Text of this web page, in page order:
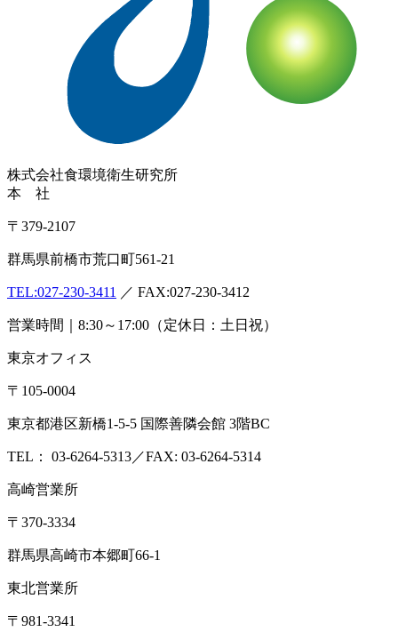
株式会社食環境衛生研究所
本 社
〒379-2107
群馬県前橋市荒口町561-21
TEL:027-230-3411 ／ FAX:027-230-3412
営業時間｜8:30～17:00（定休日：土日祝）
東京オフィス
〒105-0004
東京都港区新橋1-5-5 国際善隣会館 3階BC
TEL： 03-6264-5313／FAX: 03-6264-5314
高崎営業所
〒370-3334
群馬県高崎市本郷町66-1
東北営業所
〒981-3341